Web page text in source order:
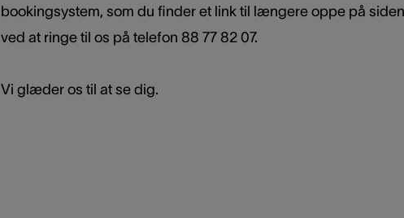
bookingsystem, som du finder et link til længere oppe på
ved at ringe til os på telefon 88 77 82 07.
Vi glæder os til at se dig.